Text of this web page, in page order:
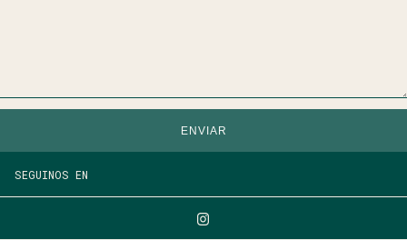
ENVIAR
SEGUINOS EN